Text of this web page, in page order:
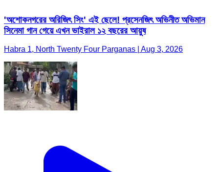
'অশোকনগরের অরিজিৎ সিং' এই ছেলে! প্রসেনজিৎ অভিনীত অভিমান
সিনেমা গান গেয়ে এখন ভাইরাল ১২ বছরের আয়ুষ
Habra 1, North Twenty Four Parganas | Aug 3, 2026